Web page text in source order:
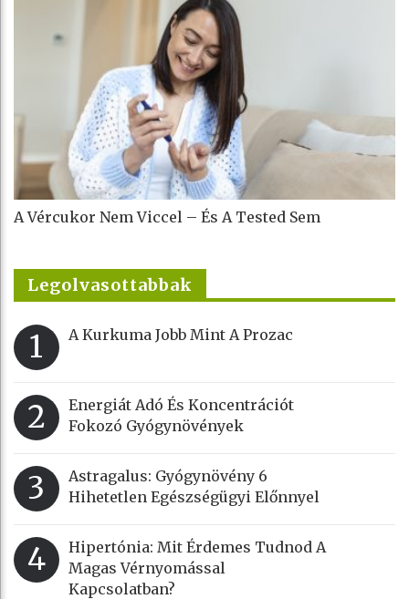
A Vércukor Nem Viccel – És A Tested Sem
Legolvasottabbak
1 A Kurkuma Jobb Mint A Prozac
2
Energiát Adó És Koncentrációt
Fokozó Gyógynövények
3
Astragalus: Gyógynövény 6
Hihetetlen Egészségügyi Előnnyel
4
Hipertónia: Mit Érdemes Tudnod A
Magas Vérnyomással
Kapcsolatban?